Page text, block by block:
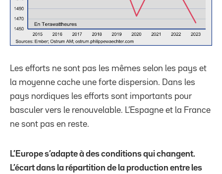
Les efforts ne sont pas les mêmes selon les pays et
la moyenne cache une forte dispersion. Dans les
pays nordiques les efforts sont importants pour
basculer vers le renouvelable. L’Espagne et la France
ne sont pas en reste.
L’Europe s’adapte à des conditions qui changent.
L’écart dans la répartition de la production entre les